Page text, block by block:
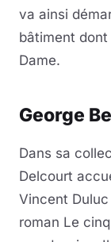
va ainsi
bâtiment
Dame.
George
Dans sa
Delcourt
Vincent
roman Le